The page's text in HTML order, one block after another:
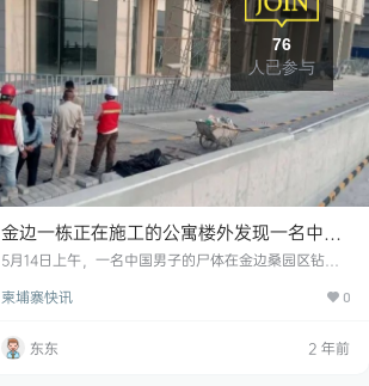
76
人已参与
金边一栋正在施工的公寓楼外发现一名中国
男子的尸体，警方调查受害者是从六楼跳
5月14日上午，一名中国男子的尸体在金边桑园区钻石
名叫JIN QING，52岁，来自中国浙江。 警方表示，受
死者的尸体已移交给他的家人举行葬礼。
柬埔寨快讯 0
东东 2 年前